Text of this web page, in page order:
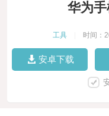
华为
工具 时间：
安卓下载